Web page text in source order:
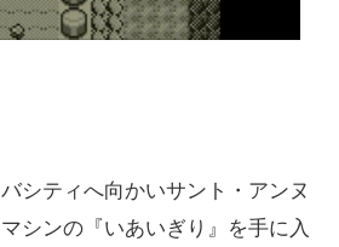
シティへ向かいサント・アンヌ
シンの『いあいぎり』を手に入